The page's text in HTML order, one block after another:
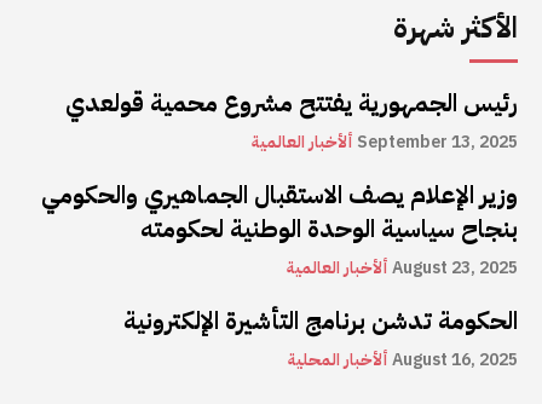
الأكثر شهرة
رئيس الجمهورية يفتتح مشروع محمية قولعدي
ألأخبار العالمية September 13, 2025
وزير الإعلام يصف الاستقبال الجماهيري والحكومي
بنجاح سياسية الوحدة الوطنية لحكومته
ألأخبار العالميةAugust 23, 2025
الحكومة تدشن برنامج التأشيرة الإلكترونية
ألأخبار المحليةAugust 16, 2025